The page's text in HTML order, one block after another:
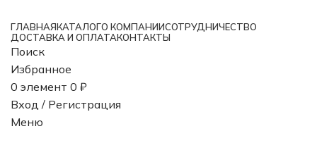
ГЛАВНАЯКАТАЛОГО КОМПАНИИСОТРУДНИЧЕСТВО
ДОСТАВКА И ОПЛАТАКОНТАКТЫ
Поиск
Избранное
0 элемент 0 ₽
Вход / Регистрация
Меню